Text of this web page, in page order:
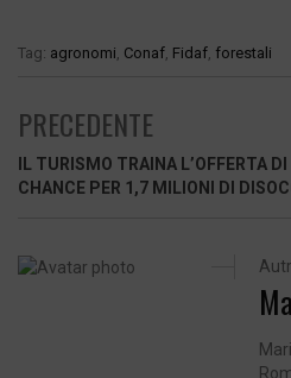
Tag: agronomi Conaf Fidaf forestali
PRECEDENTE
IL TURISMO TRAINA L’OFFERTA
CHANCE PER 1,7 MILIONI DI